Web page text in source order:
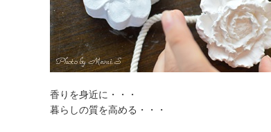
香りを身近に・・・
暮らしの質を高める・・・